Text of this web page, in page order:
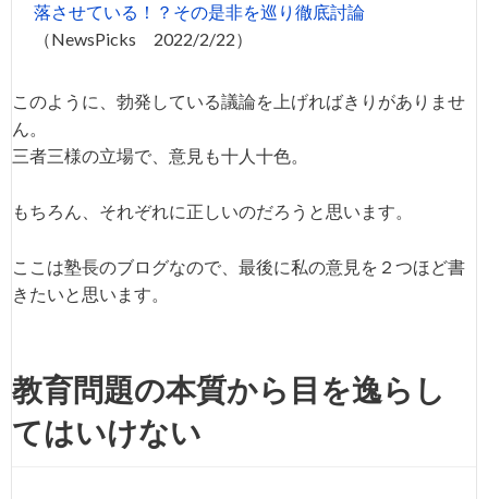
落させている！？その是非を巡り徹底討論
（NewsPicks 2022/2/22）
このように、勃発している議論を上げればきりがありませ
ん。
三者三様の立場で、意見も十人十色。
もちろん、それぞれに正しいのだろうと思います。
ここは塾長のブログなので、最後に私の意見を２つほど書
きたいと思います。
教育問題の本質から目を逸らし
てはいけない